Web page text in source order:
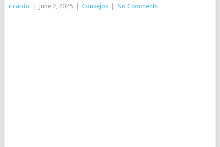
ricardo | June 2, 2025 | Consejos | No Comments